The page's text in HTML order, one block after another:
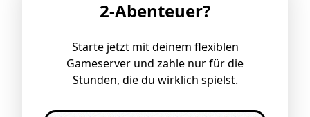
2-Abenteuer?
Starte jetzt mit deinem flexiblen
Gameserver und zahle nur für die
Stunden, die du wirklich spielst.